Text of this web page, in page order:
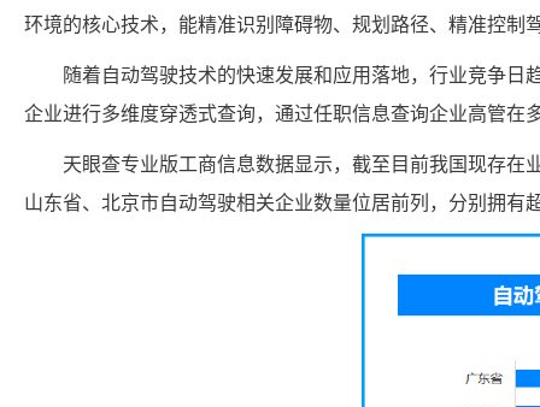
环境的核心技术，能精准识别障碍物、规划路径、精准控制
随着自动驾驶技术的快速发展和应用落地，行业竞争
企业进行多维度穿透式查询，通过任职信息查询企业高管
天眼查专业版工商信息数据显示，截至目前我国现存
山东省、北京市自动驾驶相关企业数量位居前列，分别拥